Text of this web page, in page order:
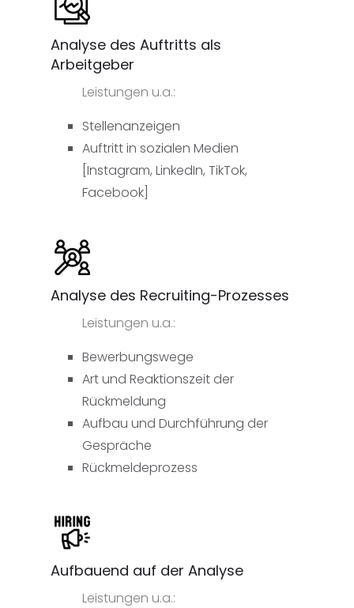
Analyse des Auftritts als
Arbeitgeber
Leistungen u.a.:
Stellenanzeigen
Auftritt in sozialen Medien
[Instagram, LinkedIn, TikTok,
Facebook]
Analyse des Recruiting-Prozesses
Leistungen u.a.:
Bewerbungswege
Art und Reaktionszeit der
Rückmeldung
Aufbau und Durchführung der
Gespräche
Rückmeldeprozess
Aufbauend auf der Analyse
Leistungen u.a.: